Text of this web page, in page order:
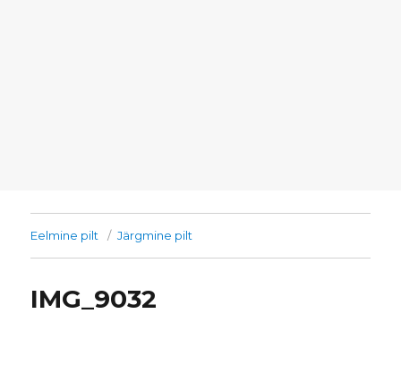
Eelmine pilt Järgmine pilt
IMG_9032